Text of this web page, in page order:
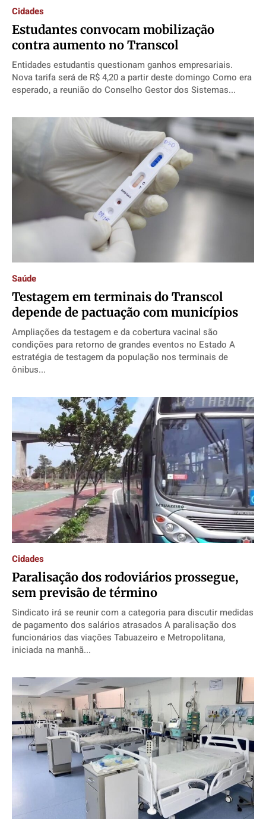
Cidades
Estudantes convocam mobilização
contra aumento no Transcol
Entidades estudantis questionam ganhos empresariais.
Nova tarifa será de R$ 4,20 a partir deste domingo Como era
esperado, a reunião do Conselho Gestor dos Sistemas...
Saúde
Testagem em terminais do Transcol
depende de pactuação com municípios
Ampliações da testagem e da cobertura vacinal são
condições para retorno de grandes eventos no Estado A
estratégia de testagem da população nos terminais de
ônibus...
Cidades
Paralisação dos rodoviários prossegue,
sem previsão de término
Sindicato irá se reunir com a categoria para discutir medidas
de pagamento dos salários atrasados A paralisação dos
funcionários das viações Tabuazeiro e Metropolitana,
iniciada na manhã...